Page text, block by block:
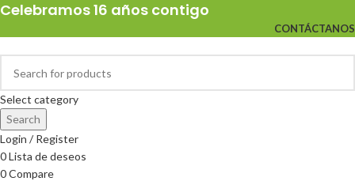
Celebramos 16 años contigo
CONTÁCTANOS
Select category
Search
Login / Register
0Lista de deseos
0Compare